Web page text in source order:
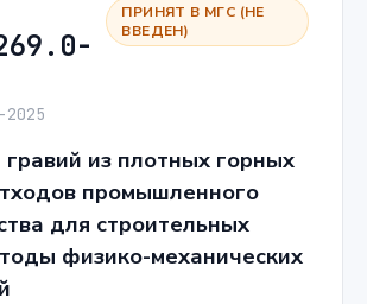
ПРИНЯТ В МГС (НЕ
ВВЕДЕН)
из плотных горных
промышленного
для строительных
физико-механических